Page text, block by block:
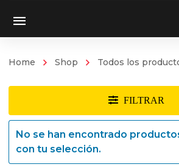
Home Shop Todos los
No se han encontrado
con tu selección.